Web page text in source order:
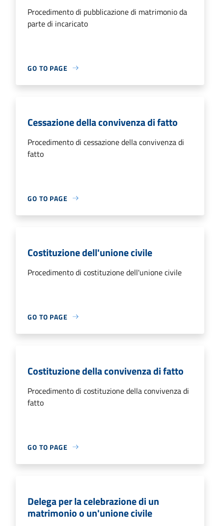
Procedimento di pubblicazione di matrimonio da
parte di incaricato
GO TO PAGE
Cessazione della convivenza di fatto
Procedimento di cessazione della convivenza di
fatto
GO TO PAGE
Costituzione dell'unione civile
Procedimento di costituzione dell'unione civile
GO TO PAGE
Costituzione della convivenza di fatto
Procedimento di costituzione della convivenza di
fatto
GO TO PAGE
Delega per la celebrazione di un
matrimonio o un'unione civile